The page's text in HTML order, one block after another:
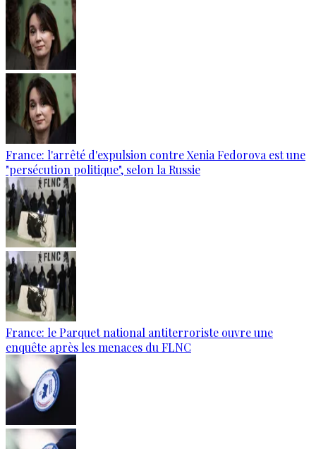
France: l'arrêté d'expulsion contre Xenia Fedorova est une
"persécution politique", selon la Russie
France: le Parquet national antiterroriste ouvre une
enquête après les menaces du FLNC